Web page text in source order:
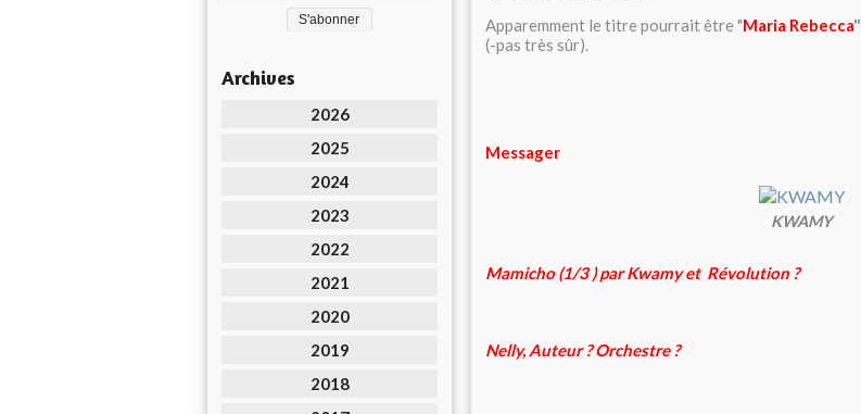
Archives
2026
2025
2024
2023
2022
2021
2020
2019
2018
Apparemment le titre pourrait être "Maria Rebecca"
(-pas très sûr).
Messager
KWAMY
Mamicho (1/3 ) par Kwamy et Révolution ?
Nelly, Auteur ? Orchestre ?